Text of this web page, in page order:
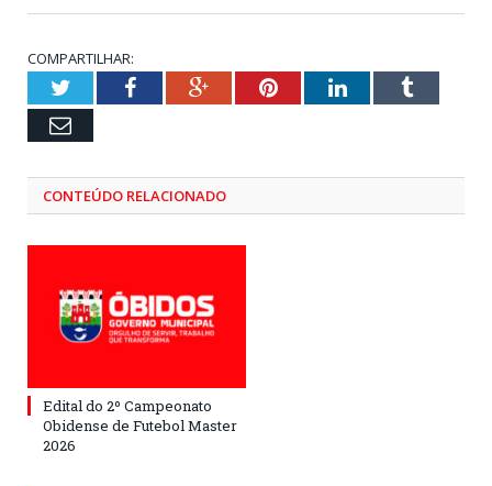
COMPARTILHAR:
TwitterFacebookGoogle+PinterestLinkedInTumblr
Email
CONTEÚDO RELACIONADO
Edital do 2º Campeonato
Obidense de Futebol Master
2026